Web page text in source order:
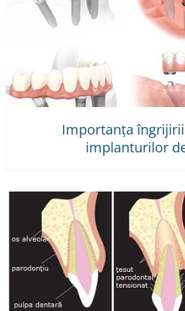
Importanța
implanturilor